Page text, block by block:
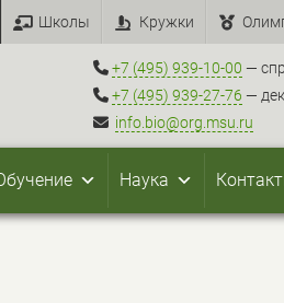
Школы Кружки
+7 (495) 939-10-00 —
+7 (495) 939-27-76 —
info.bio@org.msu.ru
Наука